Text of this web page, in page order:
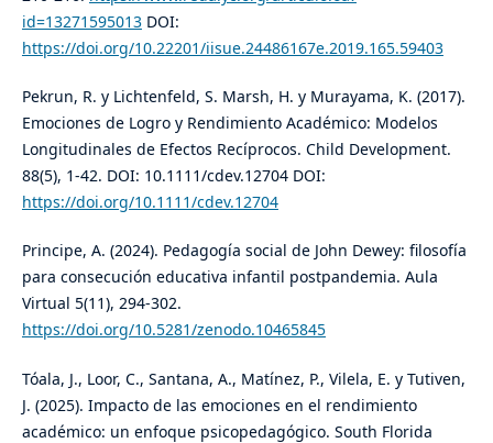
id=13271595013DOI:
https://doi.org/10.22201/iisue.24486167e.2019.165.59403
Pekrun, R. y Lichtenfeld, S. Marsh, H. y Murayama, K. (2017).
Emociones de Logro y Rendimiento Académico: Modelos
Longitudinales de Efectos Recíprocos. Child Development.
88(5), 1-42. DOI: 10.1111/cdev.12704 DOI:
https://doi.org/10.1111/cdev.12704
Principe, A. (2024). Pedagogía social de John Dewey: filosofía
para consecución educativa infantil postpandemia. Aula
Virtual 5(11), 294-302.
https://doi.org/10.5281/zenodo.10465845
Tóala, J., Loor, C., Santana, A., Matínez, P., Vilela, E. y Tutiven,
J. (2025). Impacto de las emociones en el rendimiento
académico: un enfoque psicopedagógico. South Florida